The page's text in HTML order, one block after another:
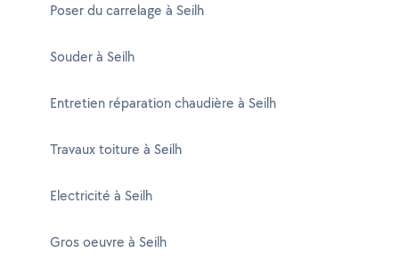
Poser du carrelage à Seilh
Souder à Seilh
Entretien réparation chaudière à Seilh
Travaux toiture à Seilh
Electricité à Seilh
Gros oeuvre à Seilh